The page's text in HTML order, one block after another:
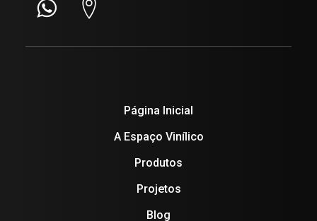
Página Inicial
A Espaço Vinílico
Produtos
Projetos
Blog